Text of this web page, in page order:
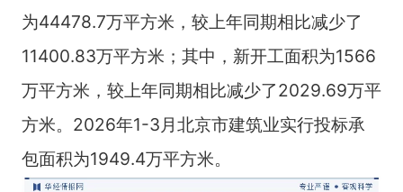
为44478.7万平方米，较上年同期相比减少了
11400.83万平方米；其中，新开工面积为1566
万平方米，较上年同期相比减少了2029.69万平
方米。2026年1-3月北京市建筑业实行投标承
包面积为1949.4万平方米。